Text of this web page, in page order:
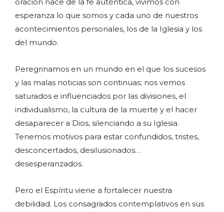
oración nace de la fe auténtica, vivimos con
esperanza lo que somos y cada uno de nuestros
acontecimientos personales, los de la Iglesia y los
del mundo.
Peregrinamos en un mundo en el que los sucesos
y las malas noticias son continuas; nos vemos
saturados e influenciados por las divisiones, el
individualismo, la cultura de la muerte y el hacer
desaparecer a Dios, silenciando a su Iglesia.
Tenemos motivos para estar confundidos, tristes,
desconcertados, desilusionados…
desesperanzados.
Pero el Espíritu viene a fortalecer nuestra
debilidad. Los consagrados contemplativos en sus